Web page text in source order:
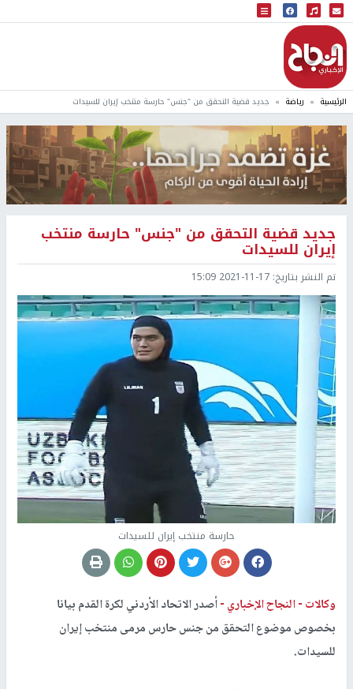
البث المباشر
إذاعة النجاح
الرئيسية رياضة جديد قضية التحقق من "جنس" حارسة منتخب إيران للسيدات
جديد قضية التحقق من "جنس" حارسة منتخب
إيران للسيدات
تم النشر بتاريخ: 2021-11-17 15:09
حارسة منتخب إيران للسيدات
وكالات -النجاح الإخباري -أصدر الاتحاد الأردني لكرة القدم بيانا
بخصوص موضوع التحقق من جنس حارس مرمى منتخب إيران
للسيدات.